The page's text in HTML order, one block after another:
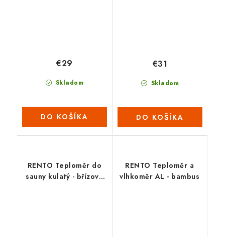
Skladom
€29
DO KOŠÍKA
Skladom
€31
DO KOŠÍKA
RENTO Teploměr do
sauny kulatý - břízově
RENTO Teploměr a
vlhkoměr AL - bambus